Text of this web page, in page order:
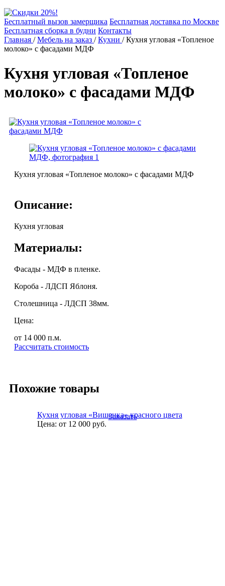
Бесплатный вызов замерщика Бесплатная доставка по Москве
Бесплатная сборка в будни Контакты
Главная /Мебель на заказ /Кухни /Кухня угловая «Топленое
молоко» с фасадами МДФ
Кухня угловая «Топленое
молоко» с фасадами МДФ
Кухня угловая «Топленое молоко» с фасадами МДФ
Описание:
Кухня угловая
Материалы:
Фасады - МДФ в пленке.
Короба - ЛДСП Яблоня.
Столешница - ЛДСП 38мм.
Цена:
от 14 000 п.м.
Рассчитать стоимость
Похожие товары
Кухня угловая «Вишенка» красного цвета
Цена: от 12 000руб.
Заказать